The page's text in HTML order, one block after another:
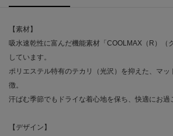
【素材】
吸水速乾性に富んだ機能素材「COOLMAX（R）（
しています。
ポリエステル特有のテカリ（光沢）を抑えた、マ
徴。
汗ばむ季節でもドライな着心地を保ち、快適にお過
【デザイン】